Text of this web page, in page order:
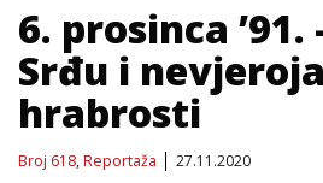
6. prosinca ’91.
Srđu i
hrabrosti
Broj 618,Reportaža 27.11.2020